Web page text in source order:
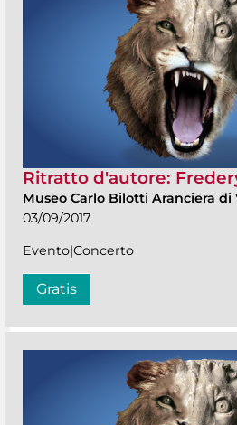
Ritratto d'autore:
Museo Carlo Bilotti Aranciera di
03/09/2017
Evento|Concerto
Gratis